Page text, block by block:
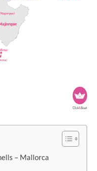
– Mallorca